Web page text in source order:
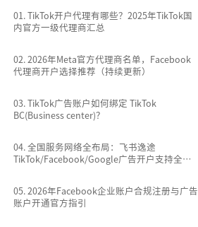
01.TikTok开户代理有哪些？2025年TikTok国
内官方一级代理商汇总
02.2026年Meta官方代理商名单，Facebook
代理商开户选择推荐（持续更新）
03.TikTok广告账户如何绑定 TikTok
BC(Business center)？
04.全国服务网络全布局：飞书逸途
TikTok/Facebook/Google广告开户支持全国
05.2026年Facebook企业账户合规注册与广告
账户开通官方指引